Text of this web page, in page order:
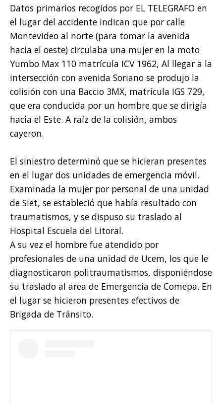
Datos primarios recogidos por EL TELEGRAFO en
el lugar del accidente indican que por calle
Montevideo al norte (para tomar la avenida
hacia el oeste) circulaba una mujer en la moto
Yumbo Max 110 matrícula ICV 1962, Al llegar a la
intersección con avenida Soriano se produjo la
colisión con una Baccio 3MX, matrícula IGS 729,
que era conducida por un hombre que se dirigía
hacia el Este. A raíz de la colisión, ambos
cayeron.
El siniestro determinó que se hicieran presentes
en el lugar dos unidades de emergencia móvil.
Examinada la mujer por personal de una unidad
de Siet, se estableció que había resultado con
traumatismos, y se dispuso su traslado al
Hospital Escuela del Litoral.
A su vez el hombre fue atendido por
profesionales de una unidad de Ucem, los que le
diagnosticaron politraumatismos, disponiéndose
su traslado al area de Emergencia de Comepa. En
el lugar se hicieron presentes efectivos de
Brigada de Tránsito.